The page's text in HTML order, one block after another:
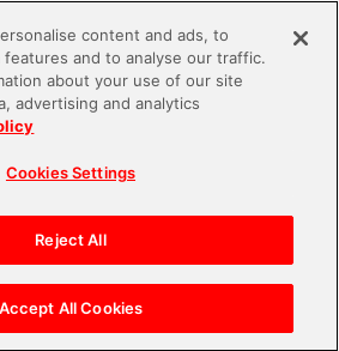
前編】 紫雲清夏と葛城リー
と裏のような関係性」!?
content and ads, to
features and to analyse our traffic.
about your use of our site
advertising and analytics
Cookies Settings
Reject All
Accept All Cookies